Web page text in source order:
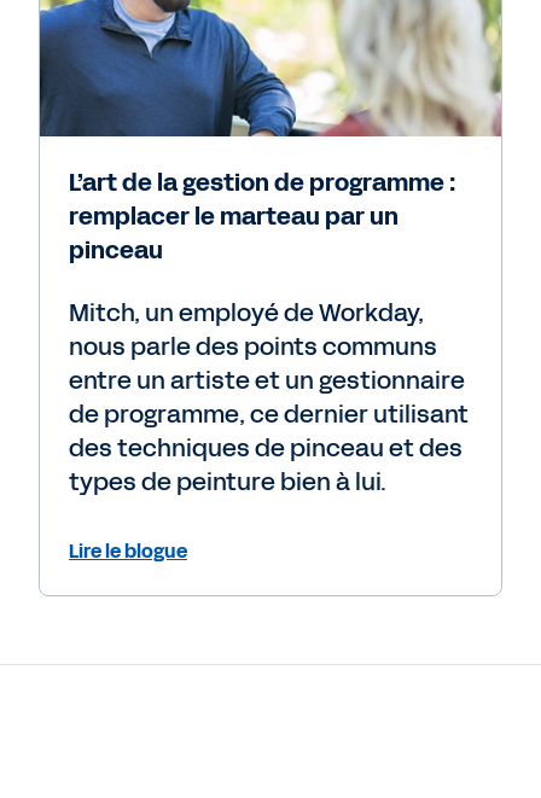
L’art de la gestion de programme :
remplacer le marteau par un
pinceau
Mitch, un employé de Workday,
nous parle des points communs
entre un artiste et un gestionnaire
de programme, ce dernier utilisant
des techniques de pinceau et des
types de peinture bien à lui.
Lire le blogue